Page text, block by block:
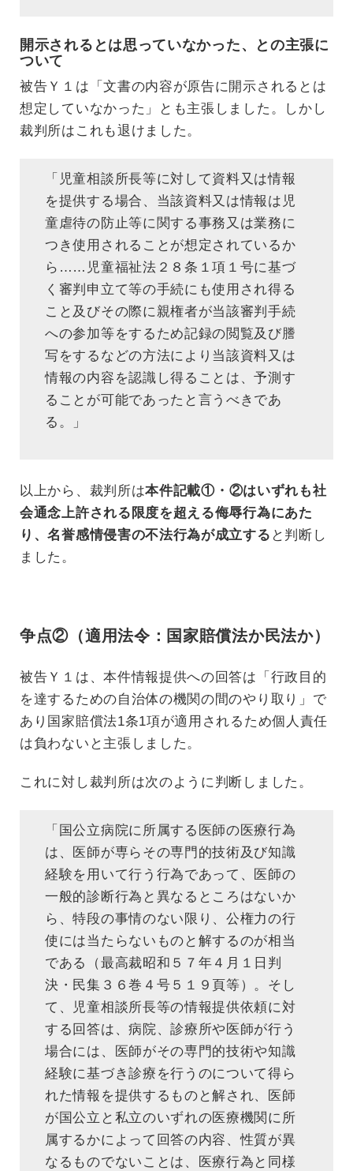
開示されるとは思っていなかった、との主張に
ついて
被告Ｙ１は「文書の内容が原告に開示されるとは
想定していなかった」とも主張しました。しかし
裁判所はこれも退けました。
「児童相談所長等に対して資料又は情報
を提供する場合、当該資料又は情報は児
童虐待の防止等に関する事務又は業務に
つき使用されることが想定されているか
ら……児童福祉法２８条１項１号に基づ
く審判申立て等の手続にも使用され得る
こと及びその際に親権者が当該審判手続
への参加等をするため記録の閲覧及び謄
写をするなどの方法により当該資料又は
情報の内容を認識し得ることは、予測す
ることが可能であったと言うべきであ
る。」
以上から、裁判所は本件記載①・②はいずれも社
会通念上許される限度を超える侮辱行為にあた
り、名誉感情侵害の不法行為が成立する と判断し
ました。
争点②（適用法令：国家賠償法か民法か）
被告Ｙ１は、本件情報提供への回答は「行政目的
を達するための自治体の機関の間のやり取り」で
あり国家賠償法1条1項が適用されるため個人責任
は負わないと主張しました。
これに対し裁判所は次のように判断しました。
「国公立病院に所属する医師の医療行為
は、医師が専らその専門的技術及び知識
経験を用いて行う行為であって、医師の
一般的診断行為と異なるところはないか
ら、特段の事情のない限り、公権力の行
使には当たらないものと解するのが相当
である（最高裁昭和５７年４月１日判
決・民集３６巻４号５１９頁等）。そし
て、児童相談所長等の情報提供依頼に対
する回答は、病院、診療所や医師が行う
場合には、医師がその専門的技術や知識
経験に基づき診療を行うのについて得ら
れた情報を提供するものと解され、医師
が国公立と私立のいずれの医療機関に所
属するかによって回答の内容、性質が異
なるものでないことは、医療行為と同様